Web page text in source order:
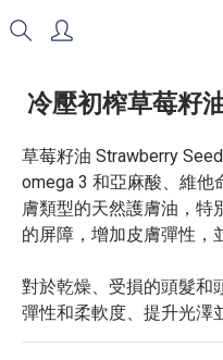
冷壓初榨草莓籽
草莓籽油 Strawberry
omega 3 和亞麻酸、維他
膚類型的天然護膚油，特
的屏障，增加皮膚彈性，
對於乾燥、受損的頭髮和
彈性和柔軟度、提升光澤